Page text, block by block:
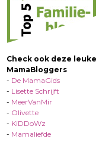
Check ook deze leuke
MamaBloggers
- De MamaGids
- Lisette Schrijft
- MeerVanMir
- Olivette
- KiDDoWz
- Mamaliefde